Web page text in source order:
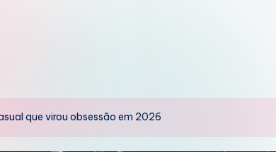
que virou obsessão em 2026